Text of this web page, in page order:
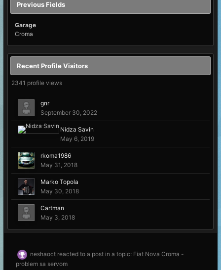
Previous Fields
Garage
Croma
Recent Profile Visitors
2341 profile views
gnr
September 30, 2022
Nidza Savin
May 6, 2019
rkoma1986
May 31, 2018
Marko Topola
May 30, 2018
Cartman
May 3, 2018
neshaoct reacted to a post in a topic: Fiat Nova Croma -
problem sa servom